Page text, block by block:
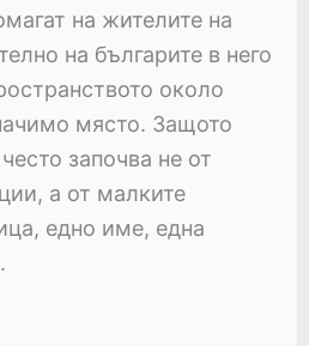
на жителите на
на българите в него
около
място. Защото
започва не от
а от малките
едно име, една